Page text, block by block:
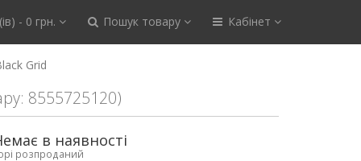
- 0 грн. Пошук товару Кабінет
Grid
8555725120)
в наявності
розпроданий